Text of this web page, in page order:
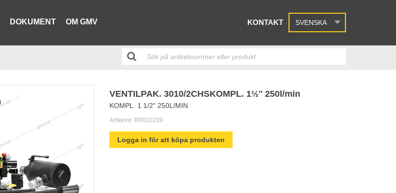
DOKUMENT OM GMV KONTAKT SVENSKA
VENTILPAK. 3010/2CHSKOMPL. 1½'' 250l/min
KOMPL. 1 1/2" 250L/MIN
Artikelnr: R0010209
Logga in för att köpa produkten